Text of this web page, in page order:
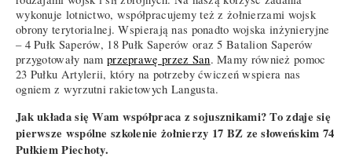
wykonuje lotnictwo, współpracujemy też z żołnierzami wojsk
obrony terytorialnej. Wspierają nas ponadto wojska inżynieryjne
– 4 Pułk Saperów, 18 Pułk Saperów oraz 5 Batalion Saperów
przygotowały nam przeprawę przez San. Mamy również pomoc
23 Pułku Artylerii, który na potrzeby ćwiczeń wspiera nas
ogniem z wyrzutni rakietowych Langusta.
Jak układa się Wam współpraca z sojusznikami? To zdaje się
pierwsze wspólne szkolenie żołnierzy 17 BZ ze słoweńskim 74
Pułkiem Piechoty.